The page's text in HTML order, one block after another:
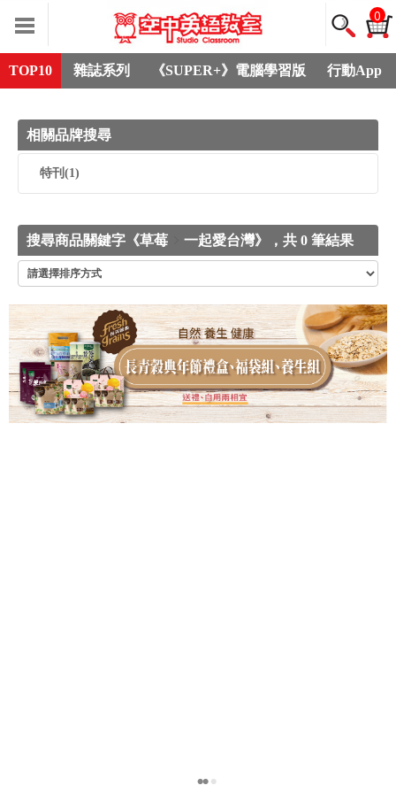
0
TOP10 雜誌系列 《SUPER+》電腦學習版 行動App
相關品牌搜尋
特刊 (1)
搜尋商品關鍵字《草莓 一起愛台灣》，共 0 筆結果